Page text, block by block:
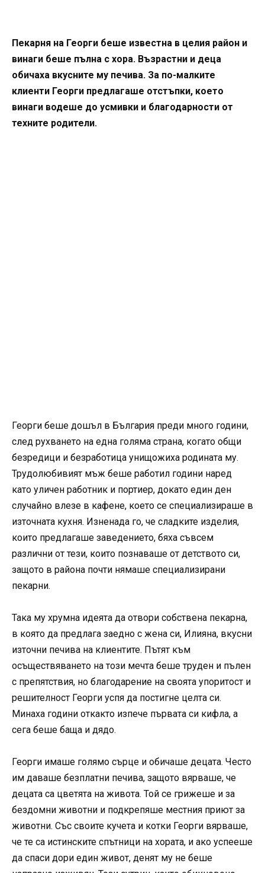
Пекарня на Георги беше известна в целия район и
винаги беше пълна с хора. Възрастни и деца
обичаха вкусните му печива. За по-малките
клиенти Георги предлагаше отстъпки, което
винаги водеше до усмивки и благодарности от
техните родители.
Георги беше дошъл в България преди много години,
след рухването на една голяма страна, когато общи
безредици и безработица унищожиха родината му.
Трудолюбивият мъж беше работил години наред
като уличен работник и портиер, докато един ден
случайно влезе в кафене, което се специализираше в
източната кухня. Изненада го, че сладките изделия,
които предлагаше заведението, бяха съвсем
различни от тези, които познаваше от детството си,
защото в района почти нямаше специализирани
пекарни.
Така му хрумна идеята да отвори собствена пекарна,
в която да предлага заедно с жена си, Илияна, вкусни
източни печива на клиентите. Пътят към
осъществяването на този мечта беше труден и пълен
с препятствия, но благодарение на своята упоритост и
решителност Георги успя да постигне целта си.
Минаха години откакто изпече първата си кифла, а
сега беше баща и дядо.
Георги имаше голямо сърце и обичаше децата. Често
им даваше безплатни печива, защото вярваше, че
децата са цветята на живота. Той се грижеше и за
бездомни животни и подкрепяше местния приют за
животни. Със своите кучета и котки Георги вярваше,
че те са истинските спътници на хората, и ако успееше
да спаси дори един живот, денят му не беше